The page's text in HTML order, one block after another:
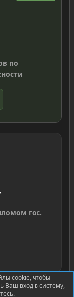
по
гос.
cookie, чтобы
Ваш вход в систему,